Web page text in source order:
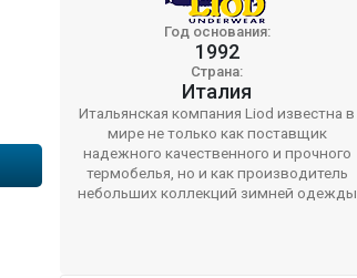
Год основания:
1992
Страна:
Италия
Итальянская компания Liod известна в
мире не только как поставщик
надежного качественного и прочного
термобелья, но и как производитель
небольших коллекций зимней одежды